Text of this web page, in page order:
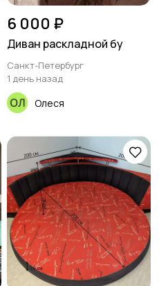
6 000 ₽
Диван раскладной бу
Санкт-Петербург
1 день назад
Олеся